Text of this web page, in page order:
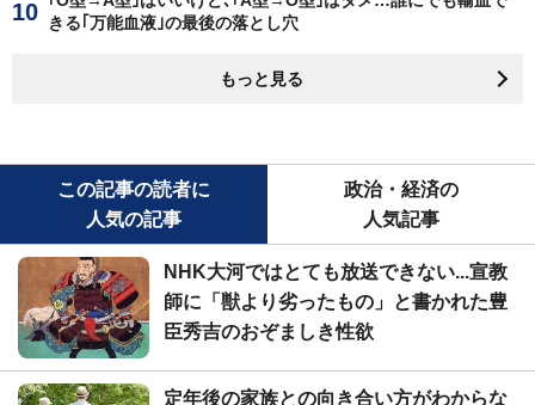
きる｢万能血液｣の最後の落とし穴
もっと見る
この記事の読者に
人気の記事
政治・経済の
人気記事
NHK大河ではとても放送できない...宣教
師に「獣より劣ったもの」と書かれた豊
臣秀吉のおぞましき性欲
定年後の家族との向き合い方がわからな